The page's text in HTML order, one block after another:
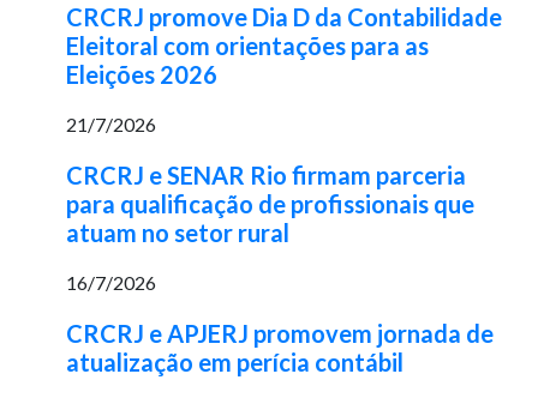
CRCRJ promove Dia D da Contabilidade
Eleitoral com orientações para as
Eleições 2026
21/7/2026
CRCRJ e SENAR Rio firmam parceria
para qualificação de profissionais que
atuam no setor rural
16/7/2026
CRCRJ e APJERJ promovem jornada de
atualização em perícia contábil